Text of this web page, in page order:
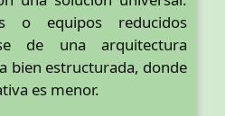
o equipos reducidos
de una arquitectura
bien estructurada, donde
es menor.